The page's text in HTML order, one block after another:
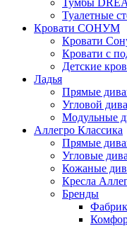
Туалетные
Кровати СОНУМ
Кровати
Кровати с
Детские
Ладья
Прямые
Угловой
Модульные
Аллегро Классика
Прямые
Угловые
Кожаные
Кресла
Бренды